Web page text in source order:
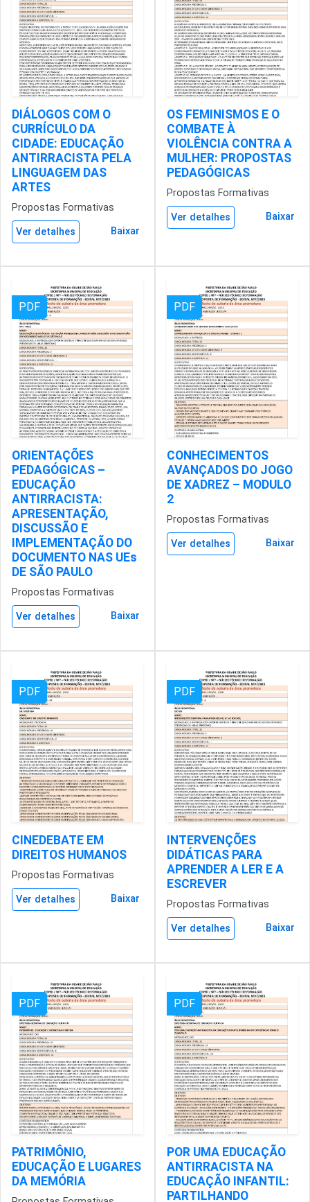
DIÁLOGOS COM O
CURRÍCULO DA
CIDADE: EDUCAÇÃO
ANTIRRACISTA PELA
LINGUAGEM DAS
ARTES
Propostas Formativas
Ver detalhes Baixar
OS FEMINISMOS E O
COMBATE À
VIOLÊNCIA CONTRA A
MULHER: PROPOSTAS
PEDAGÓGICAS
Propostas Formativas
Ver detalhes Baixar
PDF
ORIENTAÇÕES
PEDAGÓGICAS –
EDUCAÇÃO
ANTIRRACISTA:
APRESENTAÇÃO,
DISCUSSÃO E
IMPLEMENTAÇÃO DO
DOCUMENTO NAS UEs
DE SÃO PAULO
Propostas Formativas
Ver detalhes Baixar
PDF
CONHECIMENTOS
AVANÇADOS DO JOGO
DE XADREZ – MODULO
2
Propostas Formativas
Ver detalhes Baixar
PDF
CINEDEBATE EM
DIREITOS HUMANOS
Propostas Formativas
Ver detalhes Baixar
PDF
INTERVENÇÕES
DIDÁTICAS PARA
APRENDER A LER E A
ESCREVER
Propostas Formativas
Ver detalhes Baixar
PDF
PATRIMÔNIO,
EDUCAÇÃO E LUGARES
DA MEMÓRIA
PDF
POR UMA EDUCAÇÃO
ANTIRRACISTA NA
EDUCAÇÃO INFANTIL:
PARTILHANDO